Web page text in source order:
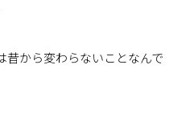
昔から変わらないことなんで